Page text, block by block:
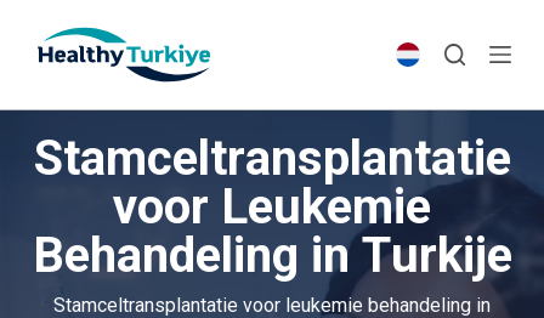
p
Stamceltransplantatie
voor Leukemie
Behandeling in Turkije
Stamceltransplantatie voor leukemie behandeling in